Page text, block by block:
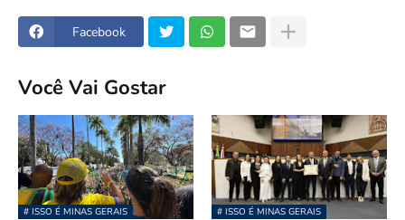
Facebook
Você Vai Gostar
# ISSO É MINAS GERAIS # ISSO É MINAS GERAIS